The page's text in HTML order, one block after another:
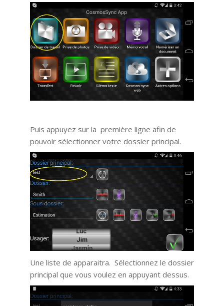
Puis appuyez sur la première ligne afin de
pouvoir sélectionner votre dossier principal.
Une liste de apparaitra. Sélectionnez le dossier
principal que vous voulez en appuyant dessus.